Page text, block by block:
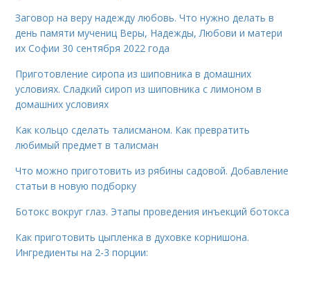
Заговор на веру надежду любовь. Что нужно делать в
день памяти мучениц Веры, Надежды, Любови и матери
их Софии 30 сентября 2022 года
Приготовление сиропа из шиповника в домашних
условиях. Сладкий сироп из шиповника с лимоном в
домашних условиях
Как кольцо сделать талисманом. Как превратить
любимый предмет в талисман
Что можно приготовить из рябины садовой. Добавление
статьи в новую подборку
Ботокс вокруг глаз. Этапы проведения инъекций ботокса
Как приготовить цыпленка в духовке корнишона.
Ингредиенты на 2-3 порции: